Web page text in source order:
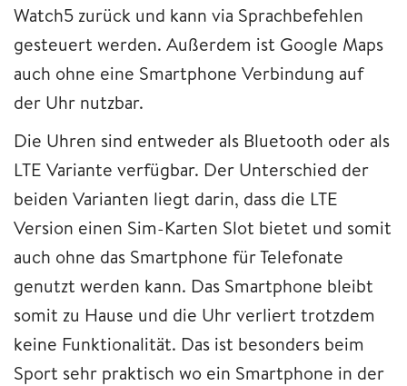
Watch5 zurück und kann via Sprachbefehlen
gesteuert werden. Außerdem ist Google Maps
auch ohne eine Smartphone Verbindung auf
der Uhr nutzbar.
Die Uhren sind entweder als Bluetooth oder als
LTE Variante verfügbar. Der Unterschied der
beiden Varianten liegt darin, dass die LTE
Version einen Sim-Karten Slot bietet und somit
auch ohne das Smartphone für Telefonate
genutzt werden kann. Das Smartphone bleibt
somit zu Hause und die Uhr verliert trotzdem
keine Funktionalität. Das ist besonders beim
Sport sehr praktisch wo ein Smartphone in der